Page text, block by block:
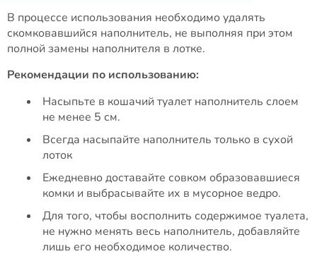
В процессе использования необходимо удалять
скомковавшийся наполнитель, не выполняя при этом
полной замены наполнителя в лотке.
Рекомендации по использованию:
Насыпьте в кошачий туалет наполнитель слоем
не менее 5 см.
Всегда насыпайте наполнитель только в сухой
лоток
Ежедневно доставайте совком образовавшиеся
комки и выбрасывайте их в мусорное ведро.
Для того, чтобы восполнить содержимое туалета,
не нужно менять весь наполнитель, добавляйте
лишь его необходимое количество.